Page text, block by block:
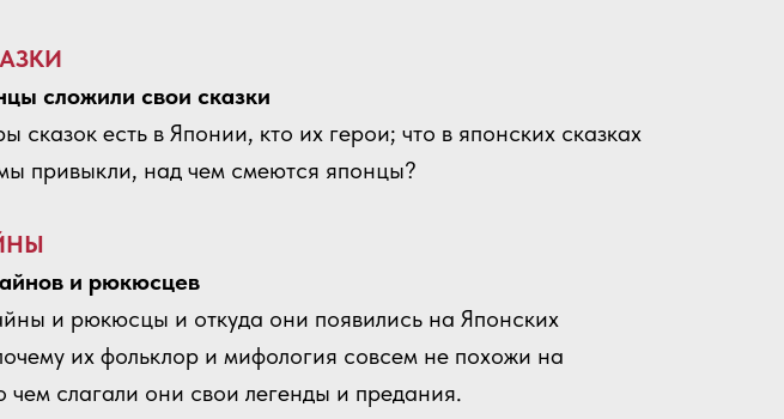
сложили свои сказки
сказок есть в Японии, кто их герои; что в японских сказках
привыкли, над чем смеются японцы?
и рюкюсцев
и рюкюсцы и откуда они появились на Японских
их фольклор и мифология совсем не похожи на
чем слагали они свои легенды и предания.